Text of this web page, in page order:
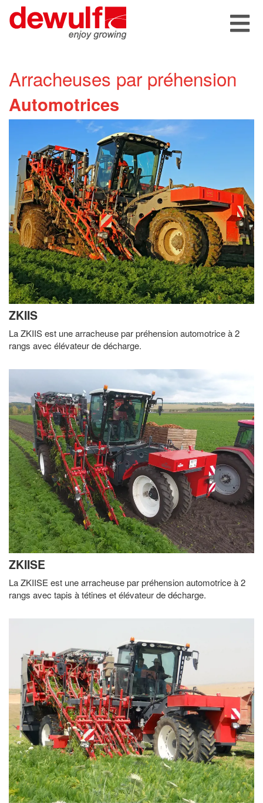
Arracheuses par préhension
Automotrices
ZKIIS
La ZKIIS est une arracheuse par préhension automotrice à 2
rangs avec élévateur de décharge.
ZKIISE
La ZKIISE est une arracheuse par préhension automotrice à 2
rangs avec tapis à tétines et élévateur de décharge.